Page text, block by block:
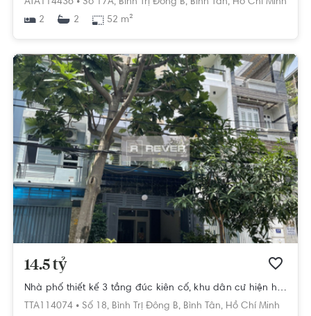
ATA114436 • Số 17A, Bình Trị Đông B, Bình Tân, Hồ Chí Minh
2
2 52 m²
14.5 tỷ
Nhà phố thiết kế 3 tầng đúc kiên cố, khu dân cư hiện hữu.
TTA114074 • Số 18, Bình Trị Đông B, Bình Tân, Hồ Chí Minh